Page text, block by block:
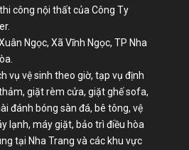
công nội thất của Công Ty
Ngọc, Xã Vĩnh Ngọc, TP Nha
vụ vệ sinh theo giờ, tạp vụ định
giặt rèm cửa, giặt ghế sofa,
đánh bóng sàn đá, bê tông, vệ
lạnh, máy giặt, bảo trì điều hòa
tại Nha Trang và các khu vực